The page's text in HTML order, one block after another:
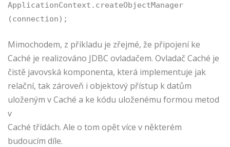
ApplicationContext.createObjectManager
(connection);
Mimochodem, z příkladu je zřejmé, že připojení ke
Caché je realizováno JDBC ovladačem. Ovladač Caché je
čistě javovská komponenta, která implementuje jak
relační, tak zároveň i objektový přístup k datům
uloženým v Caché a ke kódu uloženému formou metod
v
Caché třídách. Ale o tom opět více v některém
budoucím díle.